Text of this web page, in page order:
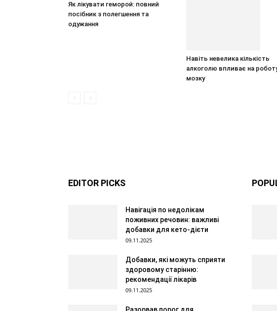
Як лікувати геморой: повний
посібник з полегшення та
одужання
Навіть невелика кількість
алкоголю впливає на
мозку
EDITOR PICKS
Навігація по недолікам
поживних речовин: важливі
добавки для кето-дієти
09.11.2025
Добавки, які можуть сприяти
здоровому старінню:
рекомендації лікарів
09.11.2025